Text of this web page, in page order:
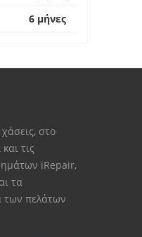
6 μήνες
στο
τις
iRepair,
τα
των πελάτων